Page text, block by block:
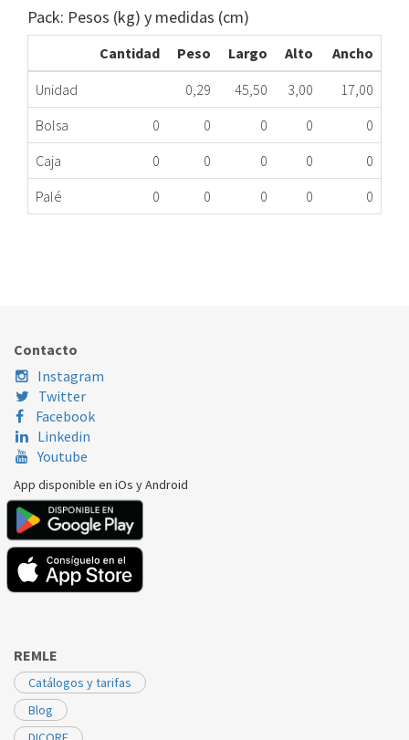
Pack: Pesos (kg) y medidas (cm)
Cantidad Peso Largo Alto
Ancho
Unidad
0,29 45,50 3,00
17,00
Bolsa
0 0 0 0
0
Caja
0 0 0 0
0
Palé
0 0 0 0 0
ELECTROLUX
ELECTROLUX
ZANUSSI
ZANUSSI
ZVC130T
Contacto
Instagram
Twitter
Facebook
Linkedin
Youtube
App disponible en iOs y Android
REMLE
Catálogos y tarifas
Blog